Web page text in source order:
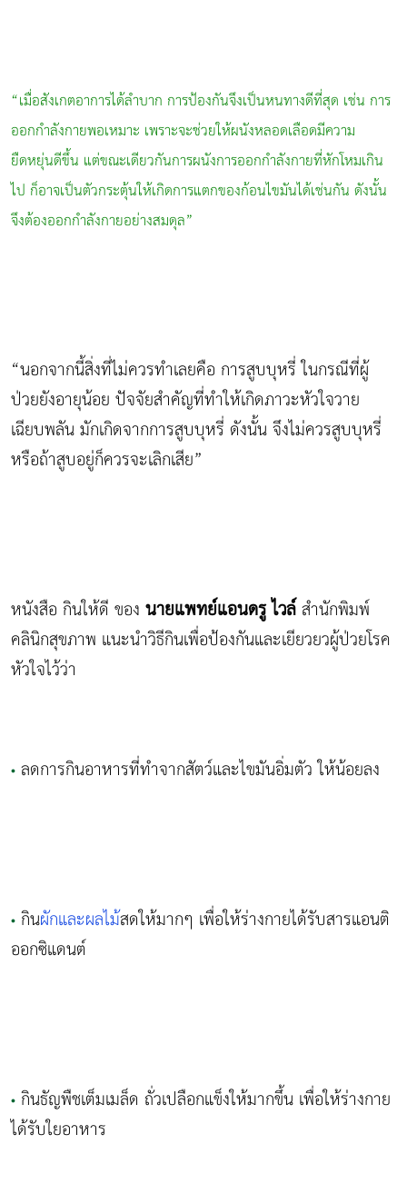
“เมื่อสังเกตอาการได้ลำบาก การป้องกันจึงเป็นหนทางดีที่สุด เช่น การ
ออกกำลังกายพอเหมาะ เพราะจะช่วยให้ผนังหลอดเลือดมีความ
ยืดหยุ่นดีขึ้น แต่ขณะเดียวกันการผนังการออกกำลังกายที่หักโหมเกิน
ไป ก็อาจเป็นตัวกระตุ้นให้เกิดการแตกของก้อนไขมันได้เช่นกัน ดังนั้น
จึงต้องออกกำลังกายอย่างสมดุล”
“นอกจากนี้สิ่งที่ไม่ควรทำเลยคือ การสูบบุหรี่ ในกรณีที่ผู้
ป่วยยังอายุน้อย ปัจจัยสำคัญที่ทำให้เกิดภาวะหัวใจวาย
เฉียบพลัน มักเกิดจากการสูบบุหรี่ ดังนั้น จึงไม่ควรสูบบุหรี่
หรือถ้าสูบอยู่ก็ควรจะเลิกเสีย”
หนังสือ กินให้ดี ของ นายแพทย์แอนดรู ไวล์สำนักพิมพ์
คลินิกสุขภาพ แนะนำวิธีกินเพื่อป้องกันและเยียวยวผู้ป่วยโรค
หัวใจไว้ว่า
• ลดการกินอาหารที่ทำจากสัตว์และไขมันอิ่มตัว ให้น้อยลง
• กินผักและผลไม้สดให้มากๆ เพื่อให้ร่างกายได้รับสารแอนติ
ออกซิแดนต์
• กินธัญพืชเต็มเมล็ด ถั่วเปลือกแข็งให้มากขึ้น เพื่อให้ร่างกาย
ได้รับใยอาหาร